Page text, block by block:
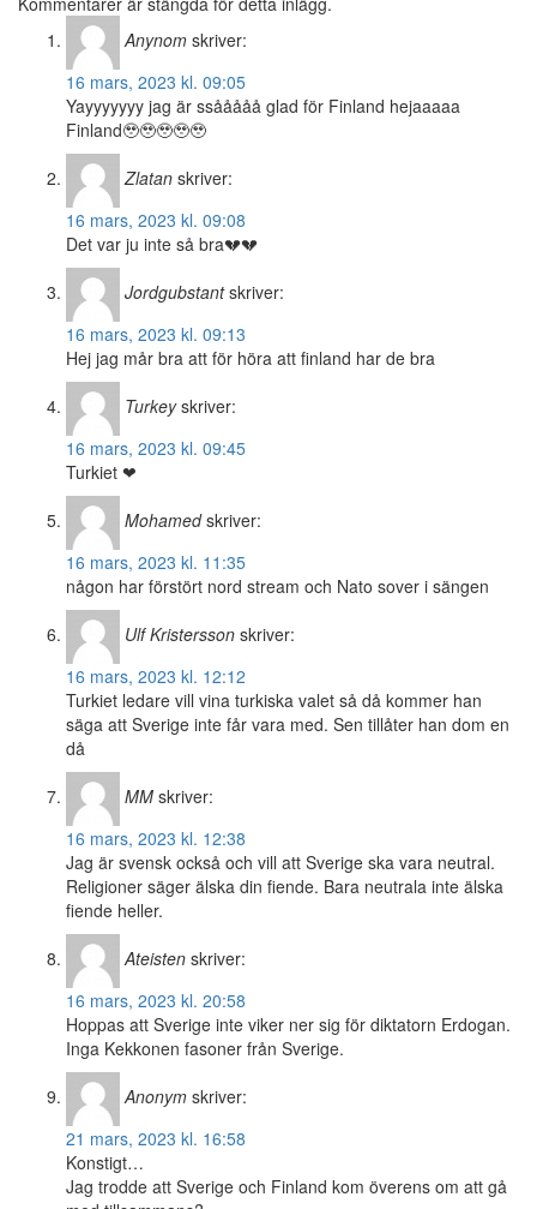
Anynom skriver:
16 mars, 2023 kl. 09:05
Yayyyyyyy jag är ssååååå glad för Finland hejaaaaa
Finland🥹🥹🥹🥹🥹
Zlatan skriver:
16 mars, 2023 kl. 09:08
Det var ju inte så bra💔💔
Jordgubstant skriver:
16 mars, 2023 kl. 09:13
Hej jag mår bra att för höra att finland har de bra
Turkey skriver:
16 mars, 2023 kl. 09:45
Turkiet ❤
Mohamed skriver:
16 mars, 2023 kl. 11:35
någon har förstört nord stream och Nato sover i sängen
Ulf Kristersson skriver:
16 mars, 2023 kl. 12:12
Turkiet ledare vill vina turkiska valet så då kommer han
säga att Sverige inte får vara med. Sen tillåter han dom en
då
MM skriver:
16 mars, 2023 kl. 12:38
Jag är svensk också och vill att Sverige ska vara neutral.
Religioner säger älska din fiende. Bara neutrala inte älska
fiende heller.
Ateisten skriver:
16 mars, 2023 kl. 20:58
Hoppas att Sverige inte viker ner sig för diktatorn Erdogan.
Inga Kekkonen fasoner från Sverige.
Anonym skriver:
21 mars, 2023 kl. 16:58
Konstigt…
Jag trodde att Sverige och Finland kom överens om att gå